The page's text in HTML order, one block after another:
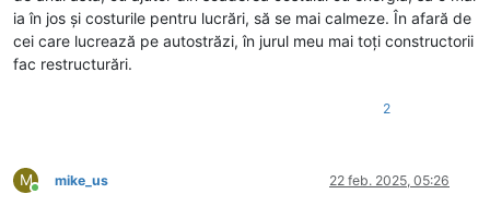
ia în jos și costurile pentru lucrări, să se mai calmeze. În afară de
cei care lucrează pe autostrăzi, în jurul meu mai toți constructorii
fac restructurări.
2
M
Conectat
mike_us 22 feb. 2025, 05:26